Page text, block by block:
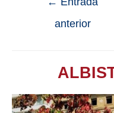
anterior